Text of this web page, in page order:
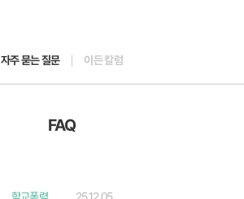
자주 묻는 질문 이든 칼럼
FAQ